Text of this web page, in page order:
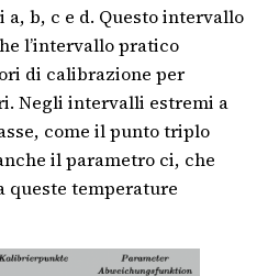
b, c e d. Questo intervallo
l’intervallo pratico
di calibrazione per
Negli intervalli estremi a
come il punto triplo
il parametro ci, che
queste temperature